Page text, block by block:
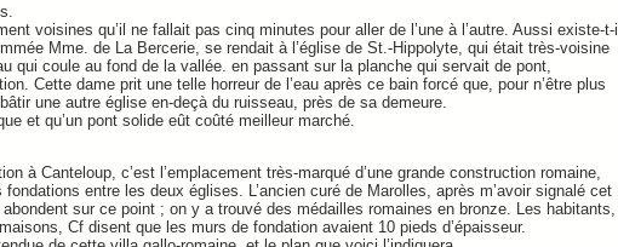
voisines qu’il ne fallait pas cinq minutes pour aller de l’une à l’autre. Aussi existe-t-
Mme. de La Bercerie, se rendait à l’église de St.-Hippolyte, qui était très-voisine
qui coule au fond de la vallée. en passant sur la planche qui servait de pont,
Cette dame prit une telle horreur de l’eau après ce bain forcé que, pour n’être plus
une autre église en-deçà du ruisseau, près de sa demeure.
et qu’un pont solide eût coûté meilleur marché.
à Canteloup, c’est l’emplacement très-marqué d’une grande construction romaine,
entre les deux églises. L’ancien curé de Marolles, après m’avoir signalé cet
sur ce point ; on y a trouvé des médailles romaines en bronze. Les habitants,
Cf disent que les murs de fondation avaient 10 pieds d’épaisseur.